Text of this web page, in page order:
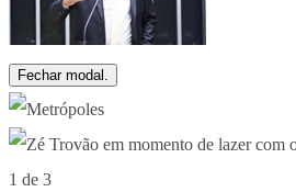
Fechar modal.
1 de 3